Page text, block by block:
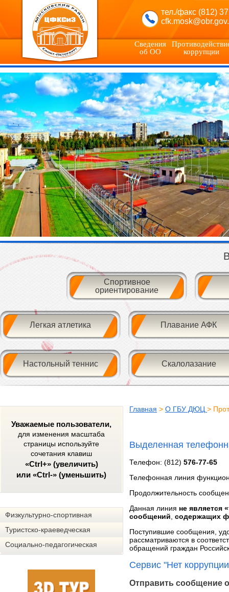
тел./факс (812)
Сведения
об ОО
коррупции
Спортивное
ориентирование
Легкая атлетика Плавание АФК
Настольный теннис Скалолазание
Уважаемые пользователи,
для изменения масштаба
страницы используйте
сочетания клавиш
«Ctrl+» (увеличить)
или «Ctrl-» (уменьшить)
Физкультурно-спортивная
Туристско-краеведческая
Социально-педагогическая
Главная > О ГБУ ДЮЦ >
Выделенная
Телефон: (812) 576-77-65
Телефонная линия
Продолжительность
Данная линия не является
сообщений содержащих
Поступившие сообщения,
рассматриваются в
обращений граждан
Сервис "Нет
Отправить сообщение